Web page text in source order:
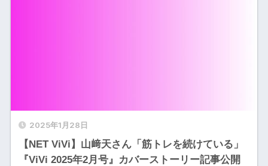
2025年1月28日
【NET ViVi】山﨑天さん「筋トレを続けている」
『ViVi 2025年2月号』カバーストーリー記事公開